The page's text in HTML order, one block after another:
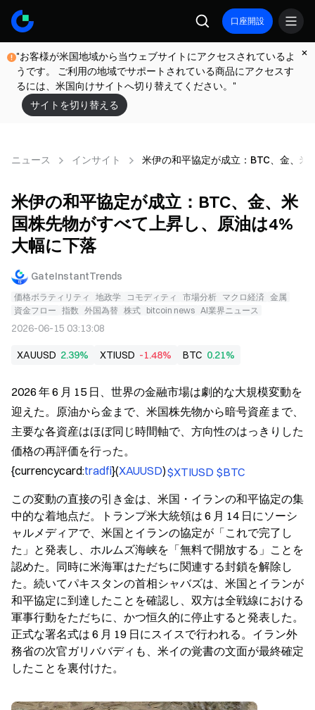
口座開設
"お客様が米国地域から当ウェブサイトにアクセスされているよ
うです。 ご利用の地域でサポートされている商品にアクセスす
るには、米国向けサイトへ切り替えてください。"
サイトを切り替える
ニュース インサイト 米伊の和平協定が成立：BTC、金、
米伊の和平協定が成立：BTC、金、米
国株先物がすべて上昇し、原油は4%
大幅に下落
GateInstantTrends
価格ボラティリティ 地政学 コモディティ 市場分析 マクロ経済 金属
資金フロー 指数 外国為替 株式 bitcoin news AI業界ニュース
2026-06-15 03:13:08
XAUUSD 2.39% XTIUSD -1.48% BTC 0.21%
2026 年 6 月 15 日、世界の金融市場は劇的な大規模変動を
迎えた。原油から金まで、米国株先物から暗号資産まで、
主要な各資産はほぼ同じ時間軸で、方向性のはっきりした
価格の再評価を行った。
{currencycard:tradfi}(XAUUSD)$XTIUSD $BTC
この変動の直接の引き金は、米国・イランの和平協定の集
中的な着地点だ。トランプ米大統領は 6 月 14 日にソーシ
ャルメディアで、米国とイランの協定が「これで完了し
た」と発表し、ホルムズ海峡を「無料で開放する」ことを
認めた。同時に米海軍はただちに関連する封鎖を解除し
た。続いてパキスタンの首相シャバズは、米国とイランが
和平協定に到達したことを確認し、双方は全戦線における
軍事行動をただちに、かつ恒久的に停止すると発表した。
正式な署名式は 6 月 19 日にスイスで行われる。イラン外
務省の次官ガリババディも、米イの覚書の文面が最終確定
したことを裏付けた。